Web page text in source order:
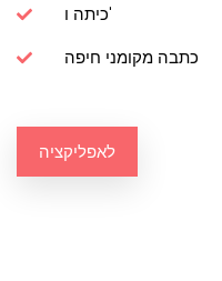
כיתה ו'
כתבה מקומני חיפה
לאפליקציה